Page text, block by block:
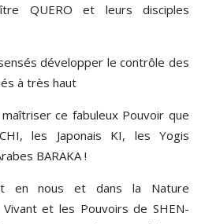
QUERO et leurs disciples
développer le contrôle des
à très haut
ce fabuleux Pouvoir que
les Japonais KI, les Yogis
BARAKA !
en nous et dans la Nature
et les Pouvoirs de SHEN-